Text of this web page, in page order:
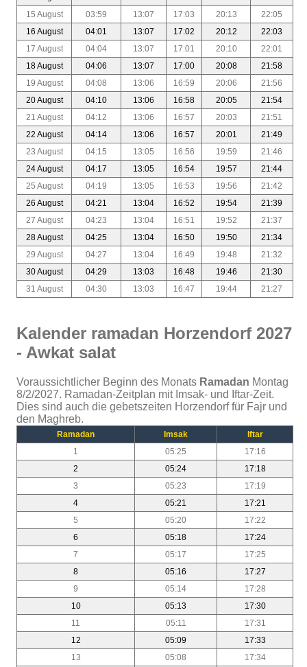
15 August
03:59 13:07 17:03 20:13
22:05
16 August
04:01 13:07 17:02 20:12
22:03
17 August
04:04 13:07 17:01 20:10
22:01
18 August
04:06 13:07 17:00 20:08
21:58
19 August
04:08 13:06 16:59 20:06
21:56
20 August
04:10 13:06 16:58 20:05
21:54
21 August
04:12 13:06 16:57 20:03
21:51
22 August
04:14 13:06 16:57 20:01
21:49
23 August
04:15 13:05 16:56 19:59
21:46
24 August
04:17 13:05 16:54 19:57
21:44
25 August
04:19 13:05 16:53 19:56
21:42
26 August
04:21 13:04 16:52 19:54
21:39
27 August
04:23 13:04 16:51 19:52
21:37
28 August
04:25 13:04 16:50 19:50
21:34
29 August
04:27 13:04 16:49 19:48
21:32
30 August
04:29 13:03 16:48 19:46
21:30
31 August
04:30 13:03 16:47 19:44 21:27
Kalender ramadan Horzendorf 2027
- Awkat salat
Voraussichtlicher Beginn des Monats Ramadan Montag
8/2/2027. Ramadan-Zeitplan mit Imsak- und Iftar-Zeit.
Dies sind auch die gebetszeiten Horzendorf für Fajr und
den Maghreb.
Ramadan Imsak
Iftar
1
05:25
17:16
2
05:24
17:18
3
05:23
17:19
4
05:21
17:21
5
05:20
17:22
6
05:18
17:24
7
05:17
17:25
8
05:16
17:27
9
05:14
17:28
10
05:13
17:30
11
05:11
17:31
12
05:09
17:33
13
05:08
17:34